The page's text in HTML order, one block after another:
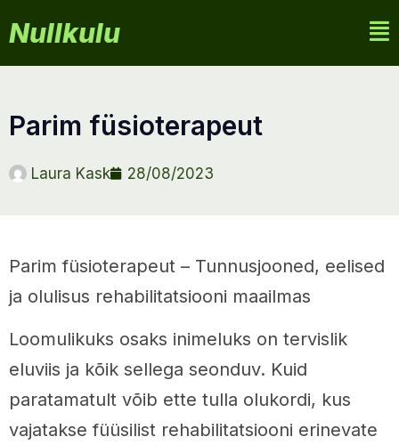
Nullkulu
parim füsioterapeut
Laura Kask 28/08/2023
Parim füsioterapeut – Tunnusjooned, eelised
ja olulisus rehabilitatsiooni maailmas
Loomulikuks osaks inimeluks on tervislik
eluviis ja kõik sellega seonduv. Kuid
paratamatult võib ette tulla olukordi, kus
vajatakse füüsilist rehabilitatsiooni erinevate